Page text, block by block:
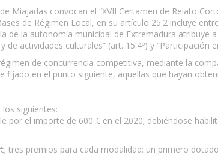
Miajadas convocan el “XVII Certamen de Relato
de Régimen Local, en su artículo 25.2 incluye
de la autonomía municipal de Extremadura atribuye
actividades culturales” (art. 15.4º) y “Participación
de concurrencia competitiva, mediante la
en el punto siguiente, aquellas que hayan
siguientes:
por el importe de 600 € en el 2020; debiéndose
tres premios para cada modalidad: un primero